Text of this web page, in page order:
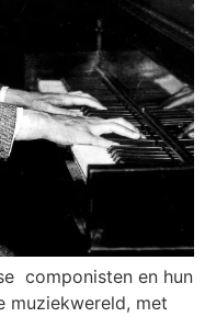
componisten en hun
muziekwereld, met